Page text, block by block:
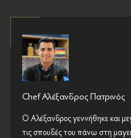
Chef Αλέξανδρος Πατρινός
Ο Αλέξανδρος γεννήθηκε και
τις σπουδές του πάνω στη